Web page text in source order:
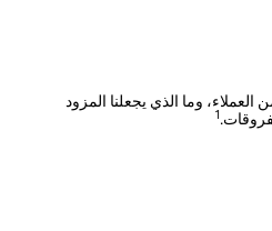
العملاء، وما الذي يجعلنا المزود
1